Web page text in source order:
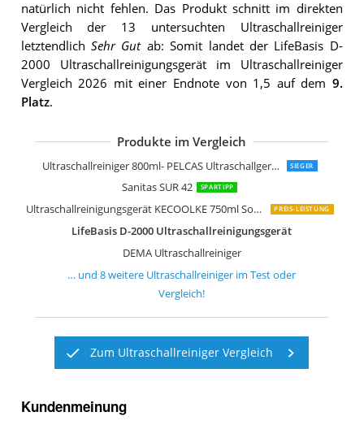
natürlich nicht fehlen. Das Produkt schnitt im direkten
Vergleich der 13 untersuchten Ultraschallreiniger
letztendlichSehr Gutab: Somit landet der LifeBasis D-
2000 Ultraschallreinigungsgerät im Ultraschallreiniger
Vergleich 2026 mit einer Endnote von 1,5 auf dem 9.
Platz.
Produkte im Vergleich
Ultraschallreiniger 800ml- PELCAS Ultraschallgerät Touchscreen SIEGER
Sanitas SUR 42 SPARTIPP
Ultraschallreinigungsgerät KECOOLKE 750ml Sonic Cleaner PREIS-LEISTUNG
LifeBasis D-2000 Ultraschallreinigungsgerät
DEMA Ultraschallreiniger
LifeBasis USC-105
LifeBasis Ultraschallreiniger 600ml t
GRUNDIG UC 6620 Ultraschallreiniger
Ultraschall-Schmuckreiniger
Ultraschallreiniger 600ml
… und8weitere Ultraschallreiniger im Test oder
Vergleich!
Zum Ultraschallreiniger Vergleich
Kundenmeinung